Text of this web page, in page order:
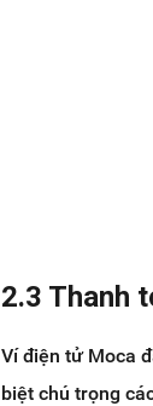
2.3 Thanh
Ví điện tử Moca
biệt chú trọng